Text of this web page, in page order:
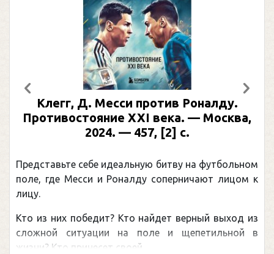
Клегг, Д. Месси против Роналду.
Противостояние XXI века. — Москва,
2024. — 457, [2] с.
Представьте себе идеальную битву на футбольном
поле, где Месси и Роналду соперничают лицом к
лицу.
Кто из них победит? Кто найдет верный выход из
сложной ситуации на поле и щепетильной в
жизни? Кто принесет своей ...
Предыдущий